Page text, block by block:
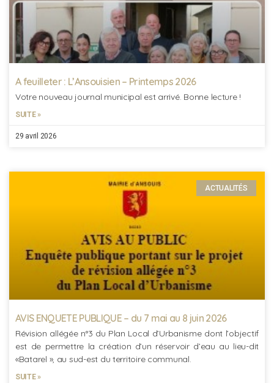
A feuilleter : L’Ansouisien – Printemps 2026
Votre nouveau journal municipal est arrivé. Bonne lecture !
SUITE »
29 avril 2026
ACTUALITÉS
AVIS ENQUETE PUBLIQUE – du 7 mai au 8 juin 2026
Révision allégée n°3 du Plan Local d’Urbanisme dont l’objectif
est de permettre la création d’un réservoir d’eau au lieu-dit
«Batarel », au sud-est du territoire communal.
SUITE »